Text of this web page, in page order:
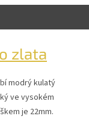
zlata
modrý kulatý
ve vysokém
je 22mm.